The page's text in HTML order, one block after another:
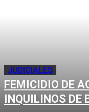
JUDICIALES
FEMICIDIO DE
INQUILINOS DE